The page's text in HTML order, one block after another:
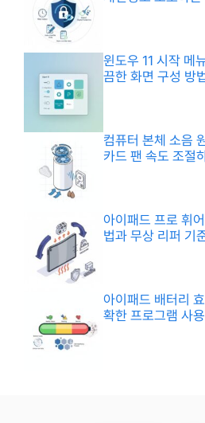
윈도우 11 시작 메
끔한 화면 구성 방
컴퓨터 본체 소음
카드 팬 속도 조절
아이패드 프로 휘
법과 무상 리퍼 기
아이패드 배터리
확한 프로그램 사